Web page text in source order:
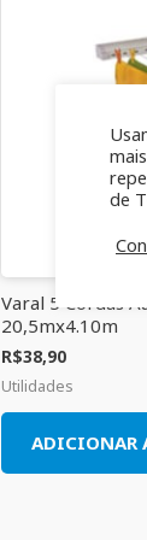
Varal 5 Cordas
20,5mx4.10m
R$38,90
Utilidades
ADICIONAR
de